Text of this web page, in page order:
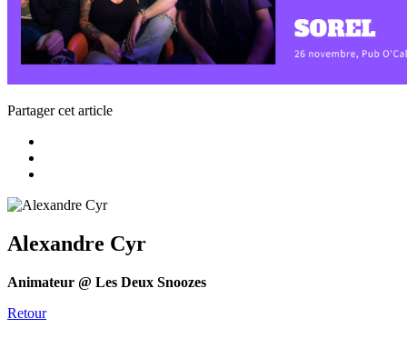
Partager cet article
Alexandre Cyr
Animateur @ Les Deux Snoozes
Retour